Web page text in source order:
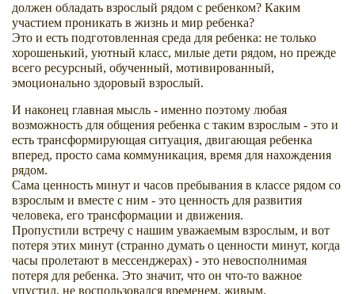
должен обладать взрослый рядом с ребенком? Каким
участием проникать в жизнь и мир ребенка?
Это и есть подготовленная среда для ребенка: не только
хорошенький, уютный класс, милые дети рядом, но прежде
всего ресурсный, обученный, мотивированный,
эмоционально здоровый взрослый.
И наконец главная мысль - именно поэтому любая
возможность для общения ребенка с таким взрослым - это и
есть трансформирующая ситуация, двигающая ребенка
вперед, просто сама коммуникация, время для нахождения
рядом.
Сама ценность минут и часов пребывания в классе рядом со
взрослым и вместе с ним - это ценность для развития
человека, его трансформации и движения.
Пропустили встречу с нашим уважаемым взрослым, и вот
потеря этих минут (странно думать о ценности минут, когда
часы пролетают в мессенджерах) - это невосполнимая
потеря для ребенка. Это значит, что он что-то важное
упустил, не воспользовался временем, живым,